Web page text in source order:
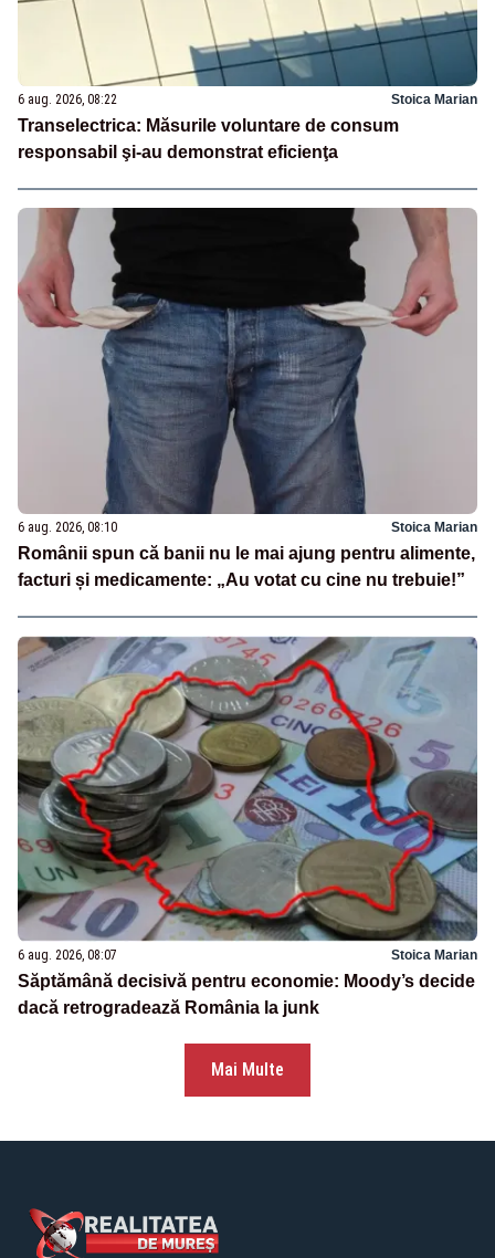
6 aug. 2026, 08:22 Stoica Marian
Transelectrica: Măsurile voluntare de consum
responsabil şi-au demonstrat eficienţa
6 aug. 2026, 08:10 Stoica Marian
Românii spun că banii nu le mai ajung pentru alimente,
facturi și medicamente: „Au votat cu cine nu trebuie!”
6 aug. 2026, 08:07 Stoica Marian
Săptămână decisivă pentru economie: Moody’s decide
dacă retrogradează România la junk
Mai Multe